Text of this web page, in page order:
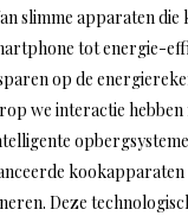
slimme apparaten
tot energie-
op de
we interactie hebben
kookapparaten
Deze